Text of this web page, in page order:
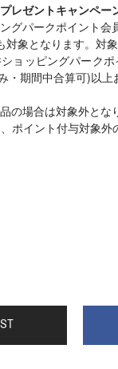
レゼントキャンペー
グパークポイント会
対象となります。対
ョッピングパーク
・期間中合算可)以
の場合は対象外とな
ポイント付与対象